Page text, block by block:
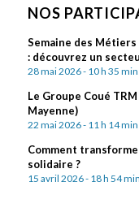
NOS
Semaine des
: découvrez un
28 mai 2026 - 10 h 35 min
Le Groupe Coué
Mayenne)
22 mai 2026 - 11 h 14 min
Comment
solidaire ?
15 avril 2026 - 18 h 54 min